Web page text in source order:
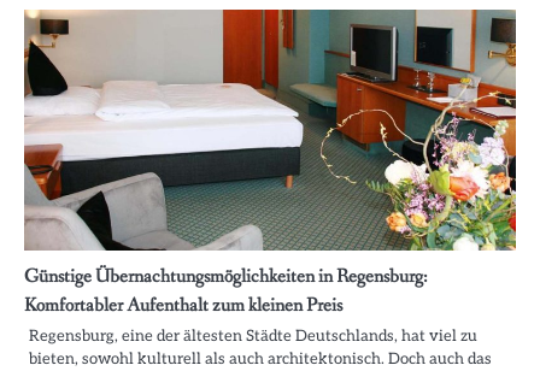
Günstige Übernachtungsmöglichkeiten in Regensburg:
Komfortabler Aufenthalt zum kleinen Preis
Regensburg, eine der ältesten Städte Deutschlands, hat viel zu
bieten, sowohl kulturell als auch architektonisch. Doch auch das